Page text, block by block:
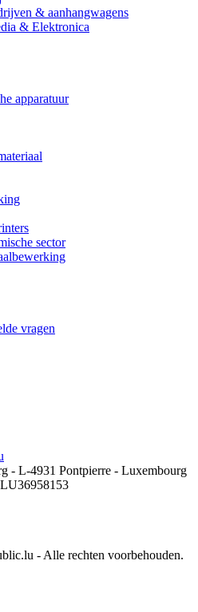
& aanhangwagens
& Elektronica
apparatuur
sector
vragen
- L-4931 Pontpierre - Luxembourg
- Alle rechten voorbehouden.